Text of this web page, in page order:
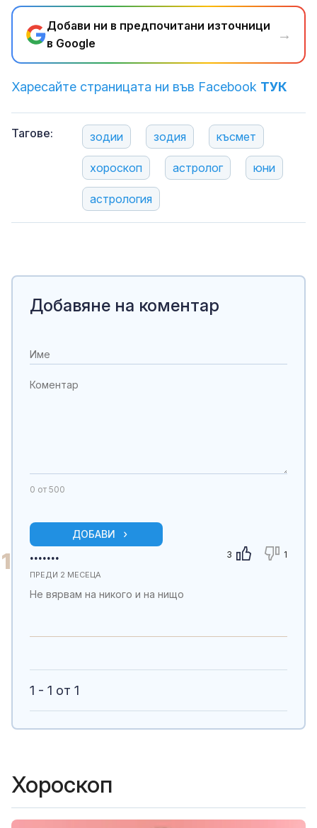
Добави ни в предпочитани източници
в Google
→
Харесайте страницата ни във Facebook ТУК
Тагове: зодии зодия късмет
хороскоп астролог юни
астрология
Добавяне на коментар
0 от 500
ДОБАВИ
1 3 1
.......
ПРЕДИ 2 МЕСЕЦА
Не вярвам на никого и на нищо
1 - 1 от 1
Хороскоп